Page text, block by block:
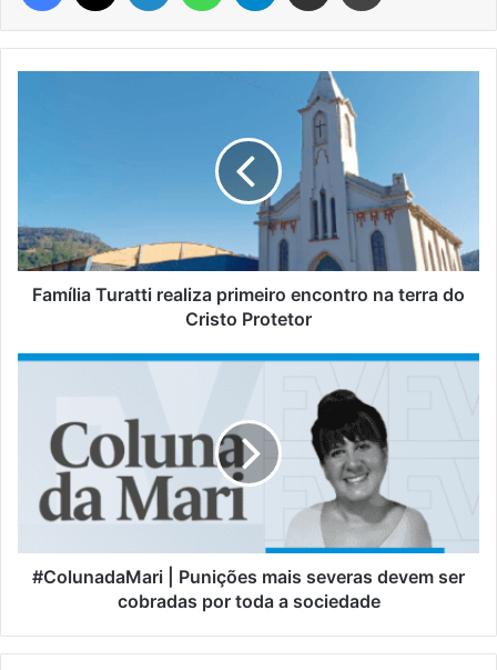
terra
do
Cristo
Protetor
Família Turatti realiza primeiro encontro na terra do
Cristo Protetor
#ColunadaMari
severas
devem
cobradas
por
toda
#ColunadaMari | Punições mais severas devem ser
cobradas por toda a sociedade